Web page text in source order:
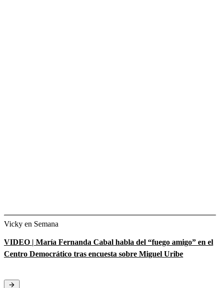
Vicky en Semana
VIDEO | María Fernanda Cabal habla del “fuego amigo” en el
Centro Democrático tras encuesta sobre Miguel Uribe